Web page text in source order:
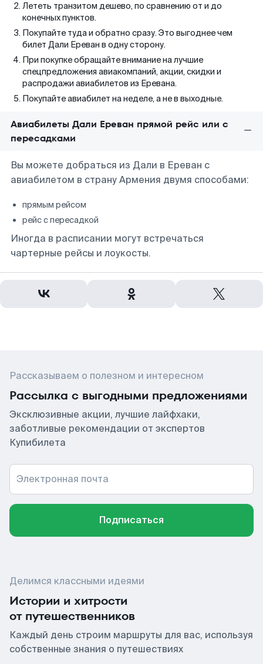
Лететь транзитом дешево, по сравнению от и до
конечных пунктов.
Покупайте туда и обратно сразу. Это выгоднее чем
билет Дали Ереван в одну сторону.
При покупке обращайте внимание на лучшие
спецпредложения авиакомпаний, акции, скидки и
распродажи авиабилетов из Еревана.
Покупайте авиабилет на неделе, а не в выходные.
Авиабилеты Дали Ереван прямой рейс или с
пересадками
Вы можете добраться из Дали в Ереван с
авиабилетом в страну Армения двумя способами:
прямым рейсом
рейс с пересадкой
Иногда в расписании могут встречаться
чартерные рейсы и лоукосты.
Рассказываем о полезном и интересном
Рассылка с выгодными предложениями
Эксклюзивные акции, лучшие лайфхаки,
заботливые рекомендации от экспертов
Купибилета
Электронная почта
Подписаться
Делимся классными идеями
Истории и хитрости
от путешественников
Каждый день строим маршруты для вас, используя
собственные знания о путешествиях